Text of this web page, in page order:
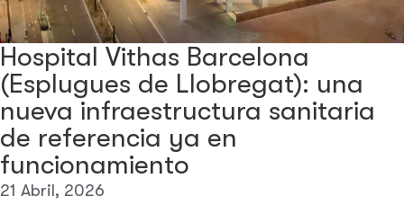
Hospital Vithas Barcelona
(Esplugues de Llobregat): una
nueva infraestructura sanitaria
de referencia ya en
funcionamiento
21 Abril, 2026